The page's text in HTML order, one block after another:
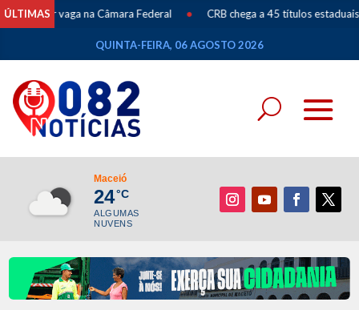
ÚLTIMAS
vaga na Câmara Federal • CRB chega a 45 títulos estaduais após
QUINTA-FEIRA, 06 AGOSTO 2026
Maceió
24°C
ALGUMAS
NUVENS